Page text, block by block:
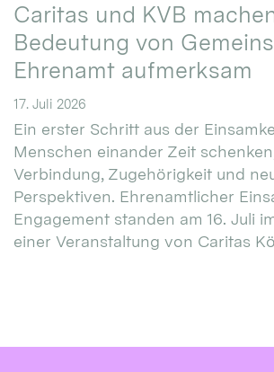
Caritas und KVB
Bedeutung von
Ehrenamt aufmerksam
17. Juli 2026
Ein erster Schritt aus der
Menschen einander Zeit
Verbindung, Zugehörigkeit und
Perspektiven. Ehrenamtlicher
Engagement standen am 16. Juli
einer Veranstaltung von Caritas